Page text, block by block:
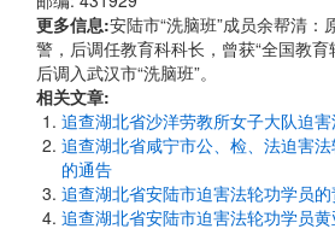
更多信息:安陆市“洗脑班”成员余帮清
警，后调任教育科科长，曾获“全国教
后调入武汉市“洗脑班”。
相关文章:
追查湖北省沙洋劳教所女子大队迫
追查湖北省咸宁市公、检、法迫害
的通告
追查湖北省安陆市迫害法轮功学员
追查湖北省安陆市迫害法轮功学员